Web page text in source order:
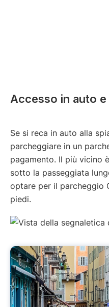
Accesso in auto
Se si reca in auto alla
parcheggiare in un
pagamento. Il più vicino
sotto la passeggiata
optare per il parcheggio
piedi.